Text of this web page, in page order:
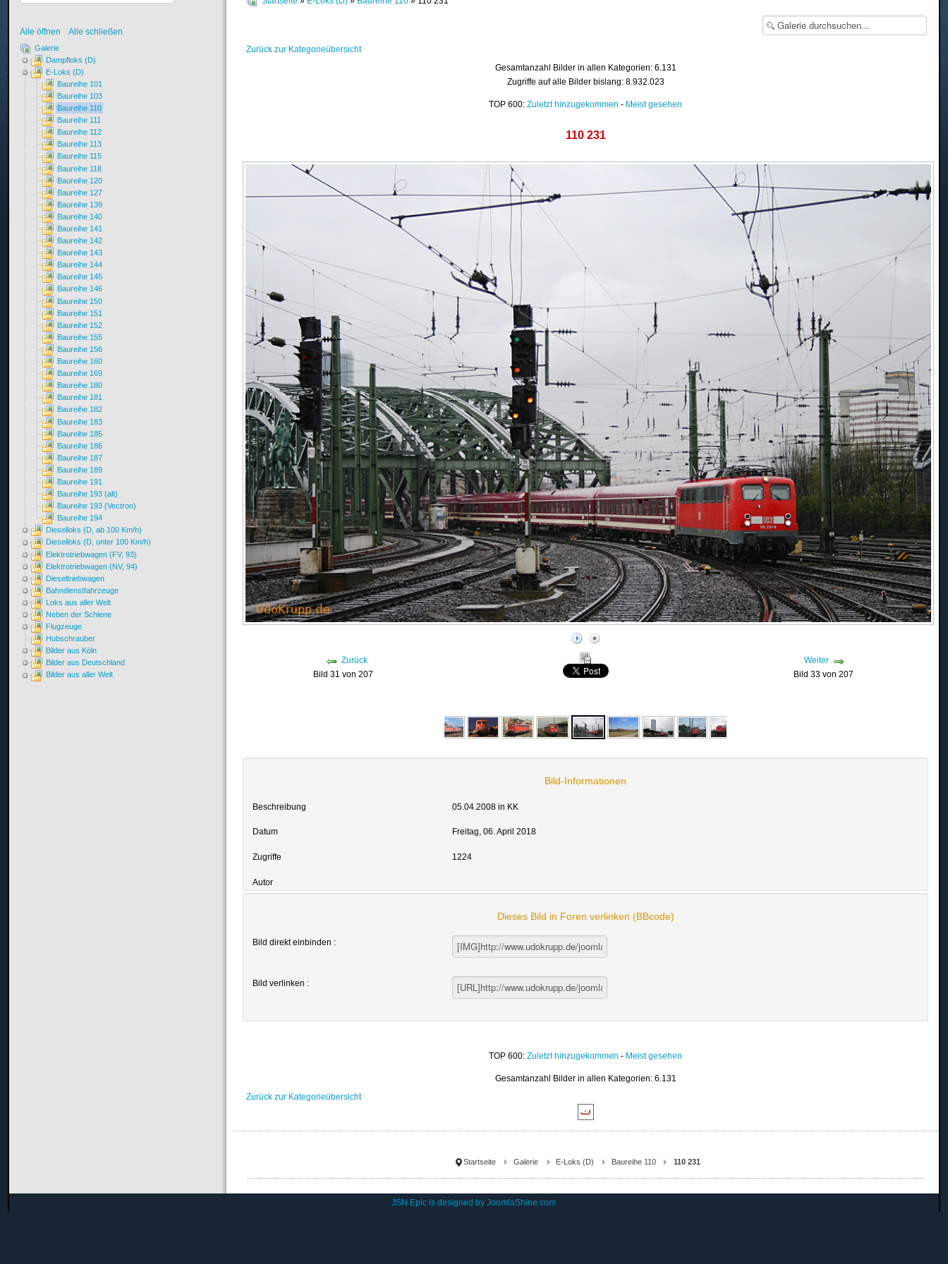
Zurück zur Kategorieübersicht
Gesamtanzahl Bilder in allen Kategorien: 6.131
Zugriffe auf alle Bilder bislang: 8.932.023
TOP 600:Zuletzt hinzugekommen - Meist gesehen
110 231
Zurück
Bild 31 von 207
Weiter
Bild 33 von 207
Bild-Informationen
Beschreibung 05.04.2008 in KK
Datum Freitag, 06. April 2018
Zugriffe 1224
Autor
Dieses Bild in Foren verlinken (BBcode)
Bild direkt einbinden :
Bild verlinken :
TOP 600:Zuletzt hinzugekommen - Meist gesehen
Gesamtanzahl Bilder in allen Kategorien: 6.131
Zurück zur Kategorieübersicht
Startseite Galerie E-Loks (D) Baureihe 110 110 231
Alle öffnen Alle schließen
Galerie
Dampfloks (D)
E-Loks (D)
Baureihe 101
Baureihe 103
Baureihe 110
Baureihe 111
Baureihe 112
Baureihe 113
Baureihe 115
Baureihe 118
Baureihe 120
Baureihe 127
Baureihe 139
Baureihe 140
Baureihe 141
Baureihe 142
Baureihe 143
Baureihe 144
Baureihe 145
Baureihe 146
Baureihe 150
Baureihe 151
Baureihe 152
Baureihe 155
Baureihe 156
Baureihe 160
Baureihe 169
Baureihe 180
Baureihe 181
Baureihe 182
Baureihe 183
Baureihe 185
Baureihe 186
Baureihe 187
Baureihe 189
Baureihe 191
Baureihe 193 (alt)
Baureihe 193 (Vectron)
Baureihe 194
Dieselloks (D, ab 100 Km/h)
Dieselloks (D, unter 100 Km/h)
Elektrotriebwagen (FV, 93)
Elektrotriebwagen (NV, 94)
Dieseltriebwagen
Bahndienstfahrzeuge
Loks aus aller Welt
Neben der Schiene
Flugzeuge
Hubschrauber
Bilder aus Köln
Bilder aus Deutschland
Bilder aus aller Welt
JSN Epic is designed byJoomlaShine.com